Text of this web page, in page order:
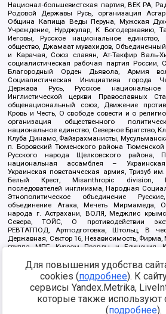
Национал-большевистская партия, ВЕК РА,
Родовой Державы Русь, организация
Община Капища Веды Перуна, Мужская
Учреждение, Нурджулар, К Богодержавию,
Иеговы, Русское национальное единство,
общество, Джамаат мувахидов,
и Карачая, Союз славян, Ат-Такфир Валь-
социалистическая рабочая партия России,
Благородный Орден Дьявола, Армия
Социалистическая Инициатива города
Держава Русь, Русское национальное
Инглистической церкви Православных
общенациональный союз, Движение
Кровь и Честь, О свободе совести и о
организация общественного
национальное единство, Северное Братство,
Клуба Динамо, Файзрахманисты,
п. Боровский Тюменского района
Русского народа Щелковского района,
национальная ассамблея –
Украинская повстанческая армия, Тризуб
Белый Крест, Misanthropic division,
последователей инглиизма, Народная
Этнополитическое объединение
объединение Атака, Мечеть Мирмамеда,
народа г. Астрахани, ВОЛЯ, Меджлис
Севера, ТОЙС, О противодействии
РЕВТАТПОД, Артподготовка, Штольц, В
Державная, Сектор 16, Независимость,
группа МПГ, Курсом Правды и Единения,
Благотворительный пансионат Ак Умут,
Арестантское уголовное единство, Башкорт,
Дафа, Иртыш Ultras, Русский
Сибирский державный союз, Фонд борьбы с
граждан, Штабы Навального, Совет граждан
Для повышения удобства
cookies (подробнее). К
сервисы Yandex.Metrika,
которые также
(подробнее).